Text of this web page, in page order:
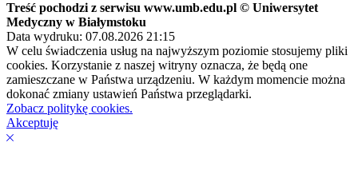
Treść pochodzi z serwisu www.umb.edu.pl © Uniwersytet
Medyczny w Białymstoku
Data wydruku: 07.08.2026 21:15
W celu świadczenia usług na najwyższym poziomie stosujemy pliki
cookies. Korzystanie z naszej witryny oznacza, że będą one
zamieszczane w Państwa urządzeniu. W każdym momencie można
dokonać zmiany ustawień Państwa przeglądarki.
Zobacz politykę cookies.
Akceptuję